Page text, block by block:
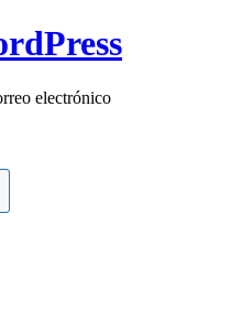
electrónico